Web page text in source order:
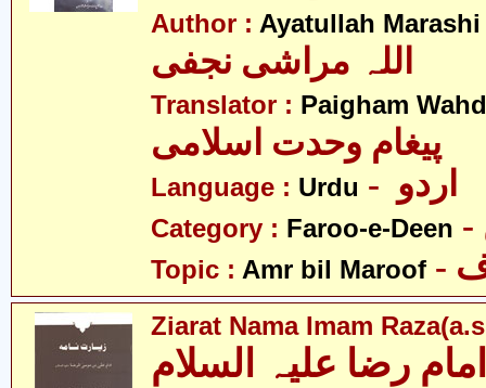
Author : Ayatullah
اللہ مراشی نجفی
Translator : Paigham
پیغام وحدت اسلامی
Language : Urdu
Category : Faroo-e-Deen
Topic : Amr bil Maroof
Ziarat Nama Imam
رضا علیہ السلام